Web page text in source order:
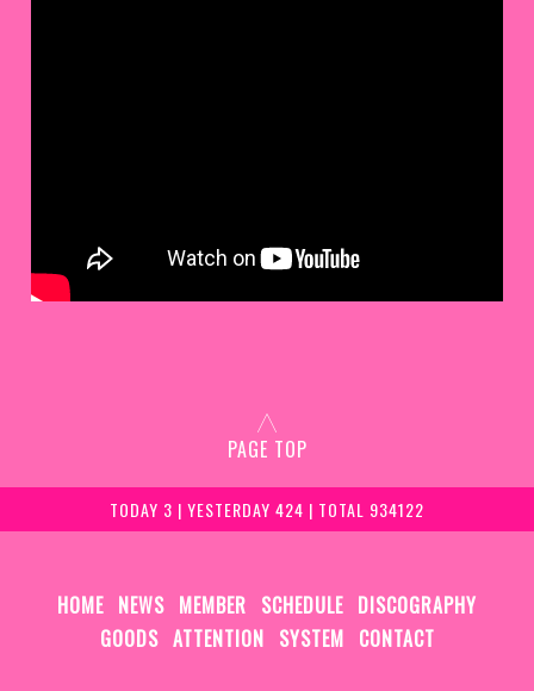
PAGE TOP
TODAY 3 | YESTERDAY 424 | TOTAL 934122
HOME NEWS MEMBER SCHEDULE DISCOGRAPHY
GOODS ATTENTION SYSTEM CONTACT